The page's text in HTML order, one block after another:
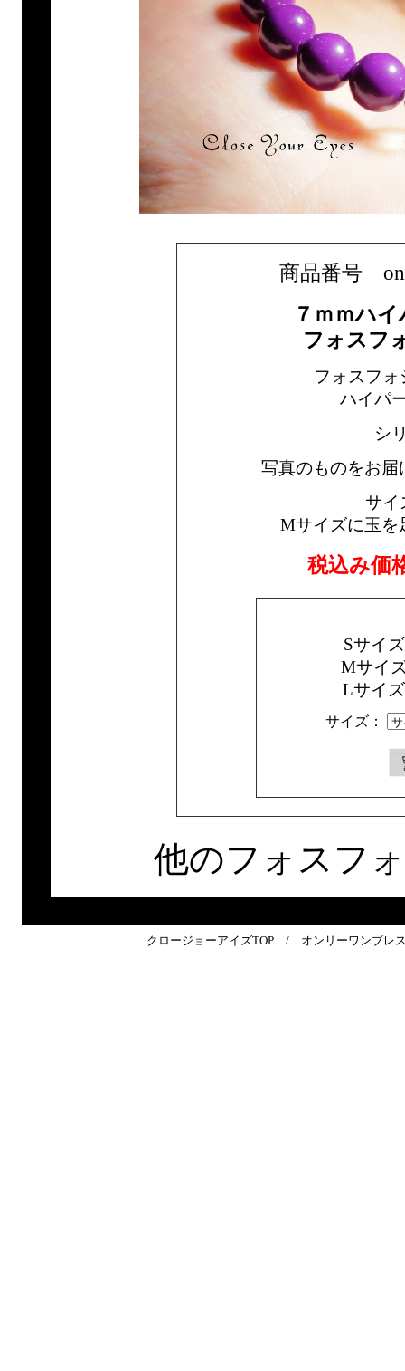
商品番号
７ｍｍハ
フォスフ
フォスフ
ハイパ
シ
写真のものをお
サイ
Mサイズに玉を
税込み価
Sサイ
Mサイ
Lサイ
サイズ：
他のフォスフ
クロージョーアイズTOP / オンリーワンブレ